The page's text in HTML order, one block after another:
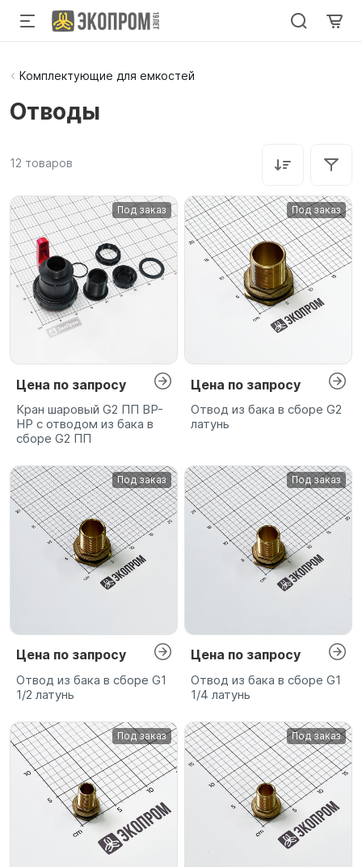
Комплектующие для емкостей
Отводы
12 товаров
Под заказ
Цена по запросу
Кран шаровый G2 ПП ВР-
НР с отводом из бака в
сборе G2 ПП
Под заказ
Цена по запросу
Отвод из бака в сборе G2
латунь
Под заказ
Цена по запросу
Отвод из бака в сборе G1
1/2 латунь
Под заказ
Цена по запросу
Отвод из бака в сборе G1
1/4 латунь
Под заказ Под заказ